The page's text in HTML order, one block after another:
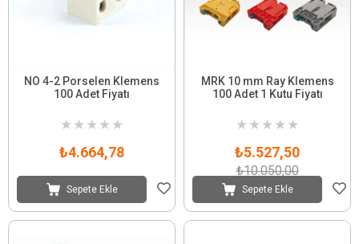
NO 4-2 Porselen Klemens
100 Adet Fiyatı
★ ★ ★ ★ ★
₺4.664,78
Sepete Ekle
MRK 10 mm Ray Klemens
100 Adet 1 Kutu Fiyatı
★ ★ ★ ★ ★
₺5.527,50
₺10.050,00
Sepete Ekle